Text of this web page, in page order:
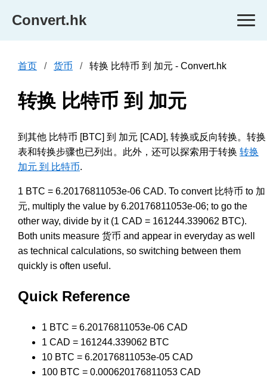
Convert.hk
首页 货币 转换 比特币 到 加元 - Convert.hk
转换 比特币 到 加元
到其他 比特币 [BTC] 到 加元 [CAD], 转换或反向转换。转换
表和转换步骤也已列出。此外，还可以探索用于转换 转换
加元 到 比特币.
1 BTC = 6.20176811053e-06 CAD. To convert 比特币 to 加
元, multiply the value by 6.20176811053e-06; to go the
other way, divide by it (1 CAD = 161244.339062 BTC).
Both units measure 货币 and appear in everyday as well
as technical calculations, so switching between them
quickly is often useful.
Quick Reference
1 BTC = 6.20176811053e-06 CAD
1 CAD = 161244.339062 BTC
10 BTC = 6.20176811053e-05 CAD
100 BTC = 0.000620176811053 CAD